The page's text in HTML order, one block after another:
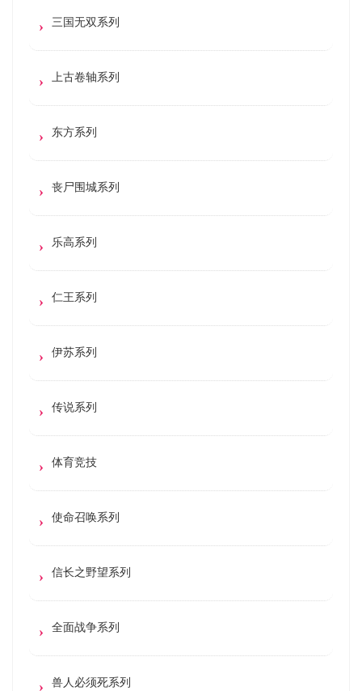
三国无双系列
上古卷轴系列
东方系列
丧尸围城系列
乐高系列
仁王系列
伊苏系列
传说系列
体育竞技
使命召唤系列
信长之野望系列
全面战争系列
兽人必须死系列